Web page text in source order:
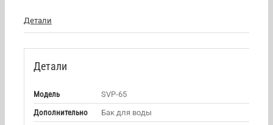
Детали
Детали
Модель
SVP-65
Дополнительно
Бак для воды